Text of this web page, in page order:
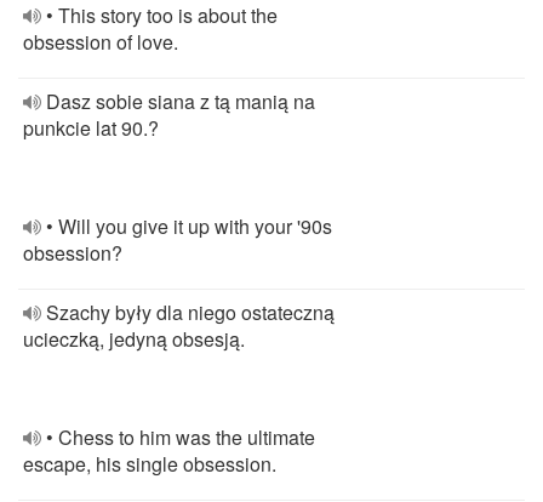
• This story too is about the
obsession of love.
Dasz sobie siana z tą manią na
punkcie lat 90.?
• Will you give it up with your '90s
obsession?
Szachy były dla niego ostateczną
ucieczką, jedyną obsesją.
• Chess to him was the ultimate
escape, his single obsession.